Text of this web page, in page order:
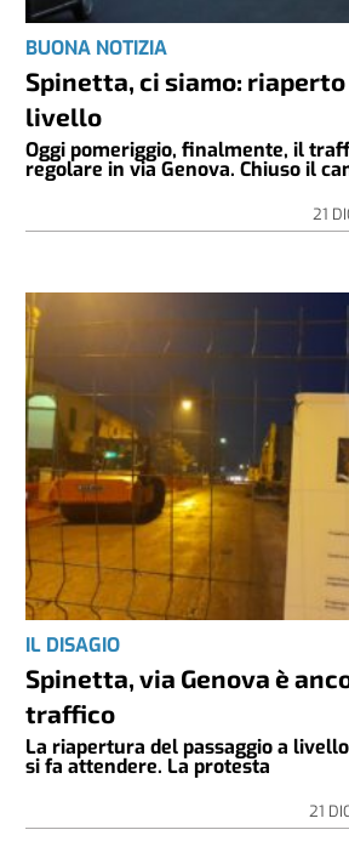
BUONA NOTIZIA
Spinetta, ci siamo:
livello
Oggi pomeriggio, finalmente, il
regolare in via Genova. Chiuso il
21
IL DISAGIO
Spinetta, via Genova è
traffico
La riapertura del passaggio a
si fa attendere. La protesta
21